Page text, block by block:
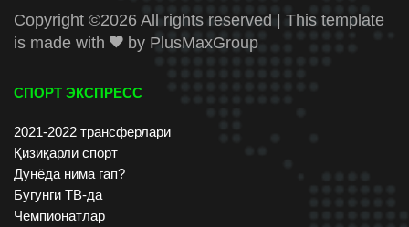
Copyright ©2026 All rights reserved | This template
is made with
by PlusMaxGroup
СПОРТ ЭКСПРЕСС
2021-2022 трансферлари
Қизиқарли спорт
Дунёда нима гап?
Бугунги ТВ-да
Чемпионатлар